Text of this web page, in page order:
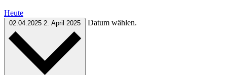
Heute
02.04.2025 2. April 2025 Datum wählen.